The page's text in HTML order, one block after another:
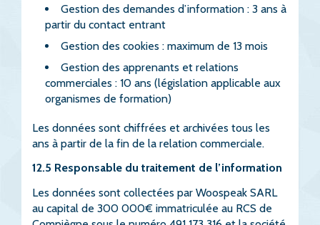
Gestion des demandes d’information : 3 ans à
partir du contact entrant
Gestion des cookies : maximum de 13 mois
Gestion des apprenants et relations
commerciales : 10 ans (législation applicable aux
organismes de formation)
Les données sont chiffrées et archivées tous les
ans à partir de la fin de la relation commerciale.
12.5 Responsable du traitement de l’information
Les données sont collectées par Woospeak SARL
au capital de 300 000€ immatriculée au RCS de